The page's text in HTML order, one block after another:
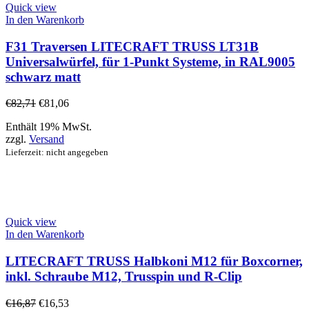
Quick view
In den Warenkorb
F31 Traversen LITECRAFT TRUSS LT31B
Universalwürfel, für 1-Punkt Systeme, in RAL9005
schwarz matt
€82,71 €81,06
Enthält 19% MwSt.
zzgl. Versand
Lieferzeit: nicht angegeben
Quick view
In den Warenkorb
LITECRAFT TRUSS Halbkoni M12 für Boxcorner,
inkl. Schraube M12, Trusspin und R-Clip
€16,87 €16,53